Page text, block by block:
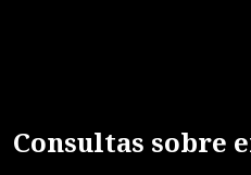
Consultas sobre